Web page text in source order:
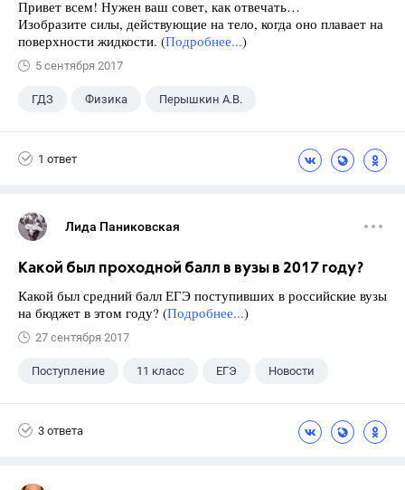
Привет всем! Нужен ваш совет, как отвечать…
Изобразите силы, действующие на тело, когда оно плавает на
поверхности жидкости. (Подробнее...)
5 сентября 2017
ГДЗ Физика Перышкин А.В.
1 ответ
Лида Паниковская
Какой был проходной балл в вузы в 2017 году?
Какой был средний балл ЕГЭ поступивших в российские вузы
на бюджет в этом году? (Подробнее...)
27 сентября 2017
Поступление 11 класс ЕГЭ Новости
3 ответа